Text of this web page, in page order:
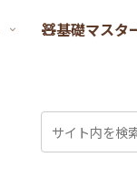
🧸基礎マスタ